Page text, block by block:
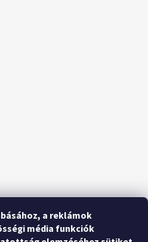
a reklámok
média funkciók